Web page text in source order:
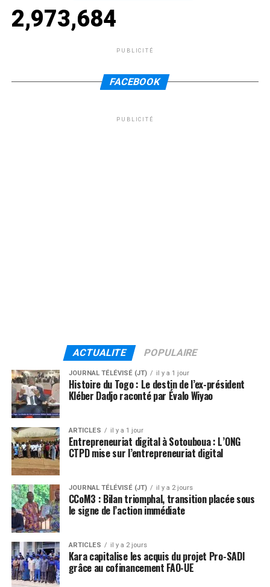
2,973,684
PUBLICITÉ
FACEBOOK
PUBLICITÉ
ACTUALITE POPULAIRE
JOURNAL TÉLÉVISÉ (JT) il y a 1 jour
Histoire du Togo : Le destin de l’ex-président
Kléber Dadjo raconté par Évalo Wiyao
ARTICLES il y a 1 jour
Entrepreneuriat digital à Sotouboua : L’ONG
CTPD mise sur l’entrepreneuriat digital
JOURNAL TÉLÉVISÉ (JT) il y a 2 jours
CCoM3 : Bilan triomphal, transition placée sous
le signe de l’action immédiate
ARTICLES il y a 2 jours
Kara capitalise les acquis du projet Pro-SADI
grâce au cofinancement FAO-UE